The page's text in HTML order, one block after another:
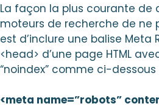
La façon la plus courante de
moteurs de recherche de ne
est d’inclure une balise Meta
<head> d’une page HTML
“noindex” comme ci-dessous
<meta name=”robots”